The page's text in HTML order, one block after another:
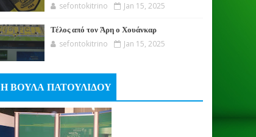
sefontokitrino Jan 15, 2025
Τέλος από τον Άρη ο Χουάνκαρ
sefontokitrino Jan 15, 2025
Η ΒΟΥΛΑ ΠΑΤΟΥΛΙΔΟΥ